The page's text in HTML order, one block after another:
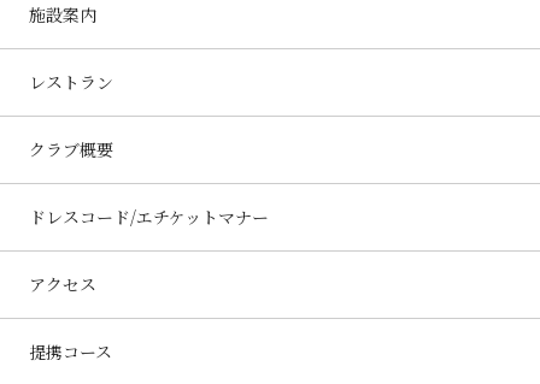
施設案内
レストラン
クラブ概要
ドレスコード/エチケットマナー
アクセス
提携コース